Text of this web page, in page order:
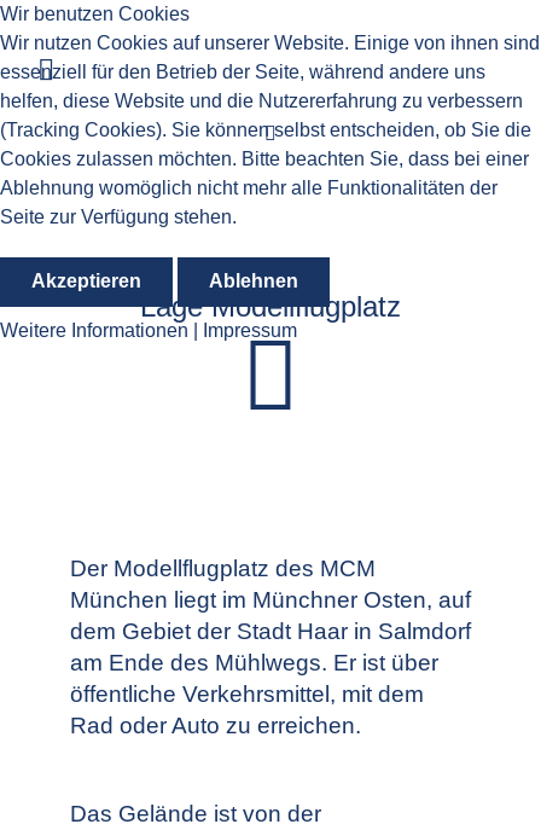
Lage Modellflugplatz
Der Modellflugplatz des MCM
München liegt im Münchner Osten, auf
dem Gebiet der Stadt Haar in Salmdorf
am Ende des Mühlwegs. Er ist über
öffentliche Verkehrsmittel, mit dem
Rad oder Auto zu erreichen.
Das Gelände ist von der
Wir benutzen Cookies
Wir nutzen Cookies auf unserer Website. Einige von ihnen sind
essenziell für den Betrieb der Seite, während andere uns
helfen, diese Website und die Nutzererfahrung zu verbessern
(Tracking Cookies). Sie können selbst entscheiden, ob Sie die
Cookies zulassen möchten. Bitte beachten Sie, dass bei einer
Ablehnung womöglich nicht mehr alle Funktionalitäten der
Seite zur Verfügung stehen.
Akzeptieren Ablehnen
Weitere Informationen Impressum